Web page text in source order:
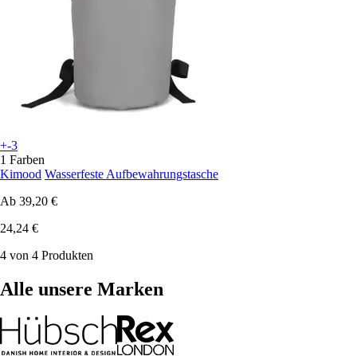
+-3
1 Farben
Kimood Wasserfeste Aufbewahrungstasche
Ab 39,20 €
24,24 €
4 von 4 Produkten
Alle unsere Marken